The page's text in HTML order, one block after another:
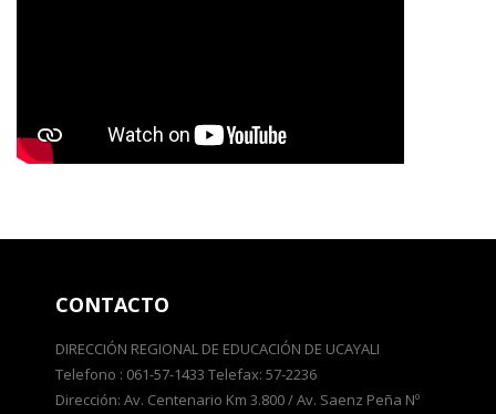
CONTACTO
DIRECCIÓN REGIONAL DE EDUCACIÓN DE UCAYALI
Telefono : 061-57-1433 Telefax: 57-2236
Dirección: Av. Centenario Km 3.800 / Av. Saenz Peña Nº